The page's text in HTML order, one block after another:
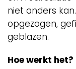
niet anders
opgezogen,
geblazen.
Hoe werkt het?